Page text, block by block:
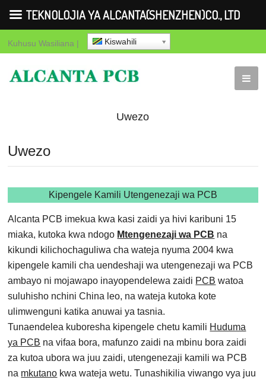
Kuhusu Wasiliana | Kiswahili
Uwezo
Uwezo
Kipengele Kamili Utengenezaji wa PCB
Alcanta PCB imekua kwa kasi zaidi ya hivi karibuni 15
miaka, kutoka kwa ndogo Mtengenezaji wa PCB na
kikundi kilichochaguliwa cha wateja nyuma 2004 kwa
kipengele kamili cha uendeshaji wa utengenezaji wa PCB
ambayo ni mojawapo inayopendelewa zaidi PCB watoa
suluhisho nchini China leo, na wateja kutoka kote
ulimwenguni katika anuwai ya tasnia.
Tunaendelea kuboresha kipengele chetu kamili Huduma
ya PCB na vifaa bora, mafunzo zaidi na mbinu bora zaidi
za kutoa ubora wa juu zaidi, utengenezaji kamili wa PCB
na mkutano kwa wateja wetu. Tunashikilia viwango vya juu
TEKNOLOJIA YA ALCANTA(SHENZHEN)CO., LTD